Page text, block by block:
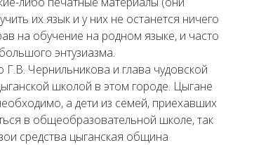
их язык и у них не останется ничего
на обучение на родном языке, и часто
энтузиазма.
Чернильникова и глава чудовской
школой в этом городе. Цыгане
а дети из семей, приехавших
в общеобразовательной школе, так
средства цыганская община